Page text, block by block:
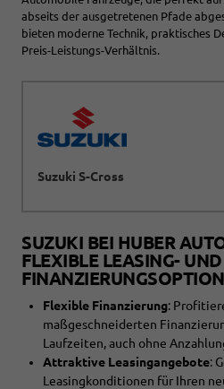
abseits der ausgetretenen Pfade
bieten moderne Technik, praktisches
Preis-Leistungs-Verhältnis.
Suzuki S-Cross
SUZUKI BEI HUBER
FLEXIBLE LEASING- UND
Flexible Finanzierung:
maßgeschneiderten
Laufzeiten, auch ohne
Attraktive Leasingangebote:
Leasingkonditionen für Ihren